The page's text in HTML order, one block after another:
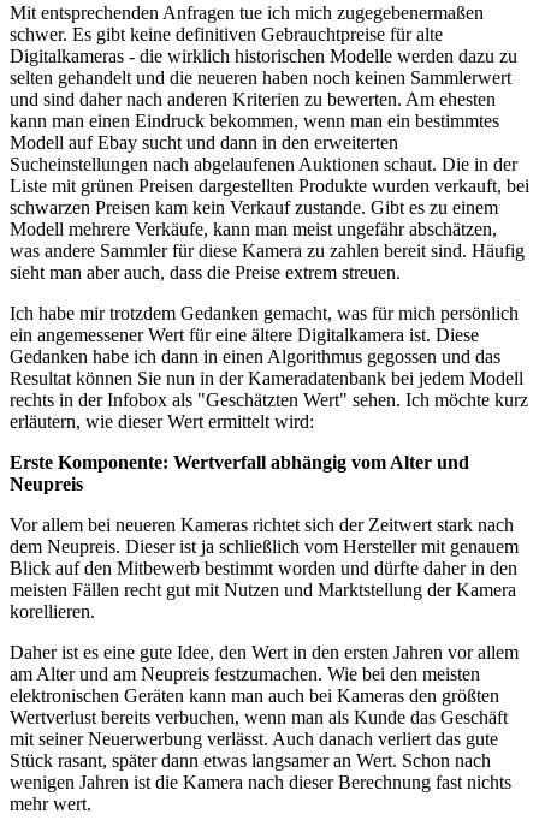
Mit entsprechenden Anfragen tue ich mich zugegebenermaßen
schwer. Es gibt keine definitiven Gebrauchtpreise für alte
Digitalkameras - die wirklich historischen Modelle werden dazu zu
selten gehandelt und die neueren haben noch keinen Sammlerwert
und sind daher nach anderen Kriterien zu bewerten. Am ehesten
kann man einen Eindruck bekommen, wenn man ein bestimmtes
Modell auf Ebay sucht und dann in den erweiterten
Sucheinstellungen nach abgelaufenen Auktionen schaut. Die in der
Liste mit grünen Preisen dargestellten Produkte wurden verkauft, bei
schwarzen Preisen kam kein Verkauf zustande. Gibt es zu einem
Modell mehrere Verkäufe, kann man meist ungefähr abschätzen,
was andere Sammler für diese Kamera zu zahlen bereit sind. Häufig
sieht man aber auch, dass die Preise extrem streuen.
Ich habe mir trotzdem Gedanken gemacht, was für mich persönlich
ein angemessener Wert für eine ältere Digitalkamera ist. Diese
Gedanken habe ich dann in einen Algorithmus gegossen und das
Resultat können Sie nun in der Kameradatenbank bei jedem Modell
rechts in der Infobox als "Geschätzten Wert" sehen. Ich möchte kurz
erläutern, wie dieser Wert ermittelt wird:
Erste Komponente: Wertverfall abhängig vom Alter und
Neupreis
Vor allem bei neueren Kameras richtet sich der Zeitwert stark nach
dem Neupreis. Dieser ist ja schließlich vom Hersteller mit genauem
Blick auf den Mitbewerb bestimmt worden und dürfte daher in den
meisten Fällen recht gut mit Nutzen und Marktstellung der Kamera
korellieren.
Daher ist es eine gute Idee, den Wert in den ersten Jahren vor allem
am Alter und am Neupreis festzumachen. Wie bei den meisten
elektronischen Geräten kann man auch bei Kameras den größten
Wertverlust bereits verbuchen, wenn man als Kunde das Geschäft
mit seiner Neuerwerbung verlässt. Auch danach verliert das gute
Stück rasant, später dann etwas langsamer an Wert. Schon nach
wenigen Jahren ist die Kamera nach dieser Berechnung fast nichts
mehr wert.